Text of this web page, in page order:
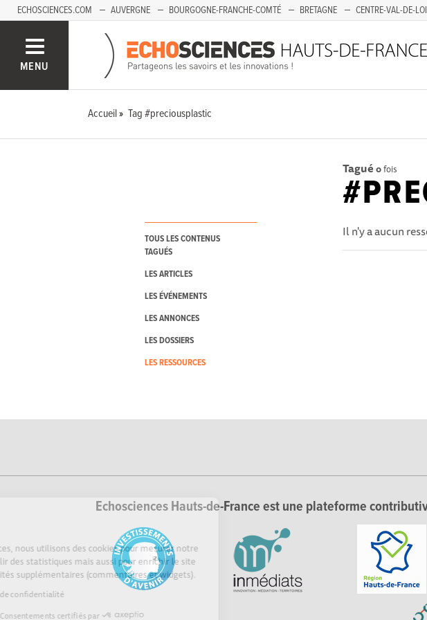
Sur Echosciences, nous utilisons des cookies pour mesurer notre
audience, établir des statistiques mais aussi pour enrichir le site
de fonctionnalités supplémentaires (commentaires et widgets).
Lire la politique de confidentialité
Consentements certifiés par
ECHOSCIENCES.COM AUVERGNE BOURGOGNE-FRANCHE-COMTÉ BRETAGNE CENTRE-VAL-DE-
SAVOIE MONT-BLANC
MENU
Accueil Tag #preciousplastic
TOUS LES CONTENUS
TAGUÉS
LES ARTICLES
LES ÉVÉNEMENTS
LES ANNONCES
LES DOSSIERS
LES RESSOURCES
Tagué 0fois
Il n'y a aucun
Echosciences Hauts-de-France est une plateforme